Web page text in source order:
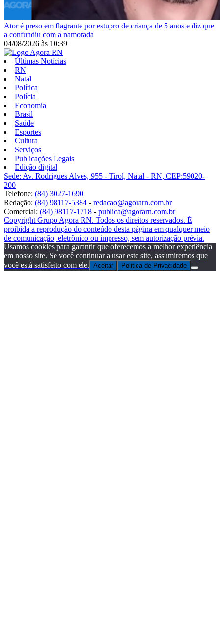
Ator é preso em flagrante por estupro de criança de 5 anos e diz que
a confundiu com a namorada
04/08/2026 às 10:39
Últimas Notícias
RN
Natal
Política
Polícia
Economia
Brasil
Saúde
Esportes
Cultura
Serviços
Publicações Legais
Edição digital
Sede: Av. Rodrigues Alves, 955 - Tirol, Natal - RN, CEP:59020-
200
Telefone: (84) 3027-1690
Redação: (84) 98117-5384 - redacao@agorarn.com.br
Comercial: (84) 98117-1718 - publica@agorarn.com.br
Copyright Grupo Agora RN. Todos os direitos reservados. É
proibida a reprodução do conteúdo desta página em qualquer meio
de comunicação, eletrônico ou impresso, sem autorização prévia.
Usamos cookies para garantir que oferecemos a melhor experiência
em nosso site. Se você continuar a usar este site, assumiremos que
você está satisfeito com ele. Aceitar Politica de Privacidade